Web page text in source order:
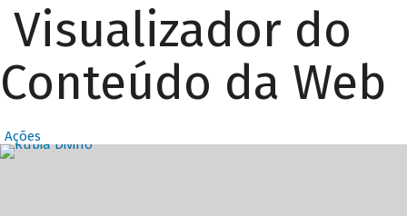
Visualizador do
Conteúdo da Web
Ações
Destaques